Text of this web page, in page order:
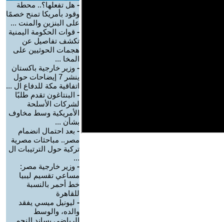
- هل تفعلها؟.. محطة
وقود بأمريكا تمنح خصمًا
على البنزين والمنت ...
- قوات الحكومة اليمنية
تكشف تفاصيل عن
هجمات الحوثيين على
المخا ...
- وزير خارجية باكستان
ينشر 7 إيضاحات حول
اتفاقية مكة للدفاع ال ...
- البنتاغون تقدم طلبًا
لشركات الأسلحة
الأمريكية وسط مخاوف
بشأن ...
- بعد احتمال انضمام
مصر.. مباحثات مصرية
تركية حول الترتيبات ال
...
- وزير خارجية مصر:
مساعي تقسيم ليبيا
خط أحمر بالنسبة
للقاهرة
- ليونيل ميسي يفقد
والده، والوسط
الرياضي يساند النجم